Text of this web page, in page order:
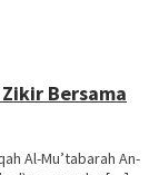
Bersama
Al-Mu’tabarah An-